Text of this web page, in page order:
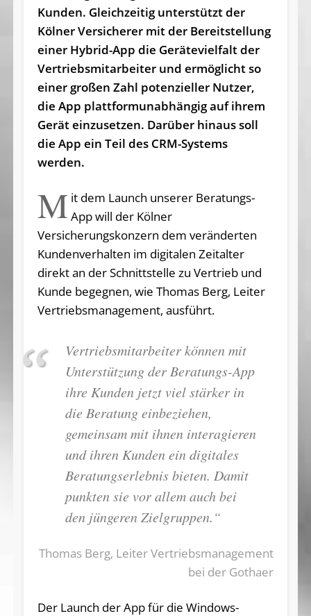
Kunden. Gleichzeitig unterstützt der
Kölner Versicherer mit der Bereitstellung
einer Hybrid-App die Gerätevielfalt der
Vertriebsmitarbeiter und ermöglicht so
einer großen Zahl potenzieller Nutzer,
die App plattformunabhängig auf ihrem
Gerät einzusetzen. Darüber hinaus soll
die App ein Teil des CRM-Systems
werden.
M it dem Launch unserer Beratungs-
App will der Kölner
Versicherungskonzern dem veränderten
Kundenverhalten im digitalen Zeitalter
direkt an der Schnittstelle zu Vertrieb und
Kunde begegnen, wie Thomas Berg, Leiter
Vertriebsmanagement, ausführt.
Vertriebsmitarbeiter können mit
Unterstützung der Beratungs-App
ihre Kunden jetzt viel stärker in
die Beratung einbeziehen,
gemeinsam mit ihnen interagieren
und ihren Kunden ein digitales
Beratungserlebnis bieten. Damit
punkten sie vor allem auch bei
den jüngeren Zielgruppen.“
Thomas Berg, Leiter Vertriebsmanagement
bei der Gothaer
Der Launch der App für die Windows-